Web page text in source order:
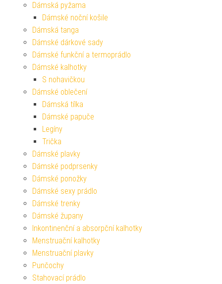
Dámská pyžama
Dámské noční košile
Dámská tanga
Dámské dárkové sady
Dámské funkční a termoprádlo
Dámské kalhotky
S nohavičkou
Dámské oblečení
Dámská tílka
Dámské papuče
Legíny
Trička
Dámské plavky
Dámské podprsenky
Dámské ponožky
Dámské sexy prádlo
Dámské trenky
Dámské župany
Inkontinenční a absorpční kalhotky
Menstruační kalhotky
Menstruační plavky
Punčochy
Stahovací prádlo